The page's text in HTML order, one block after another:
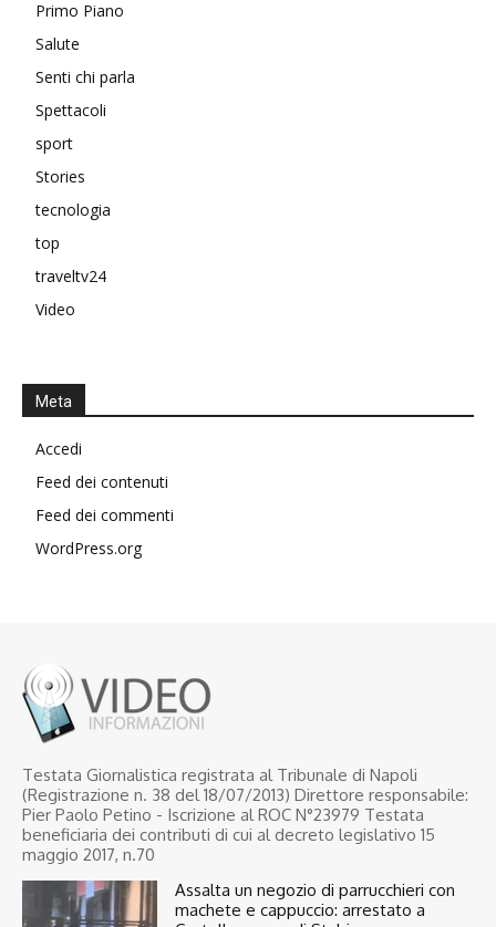
Primo Piano
Salute
Senti chi parla
Spettacoli
sport
Stories
tecnologia
top
traveltv24
Video
Meta
Accedi
Feed dei contenuti
Feed dei commenti
WordPress.org
Testata Giornalistica registrata al Tribunale di Napoli
(Registrazione n. 38 del 18/07/2013) Direttore responsabile:
Pier Paolo Petino - Iscrizione al ROC N°23979 Testata
beneficiaria dei contributi di cui al decreto legislativo 15
maggio 2017, n.70
Assalta un negozio di parrucchieri con
machete e cappuccio: arrestato a